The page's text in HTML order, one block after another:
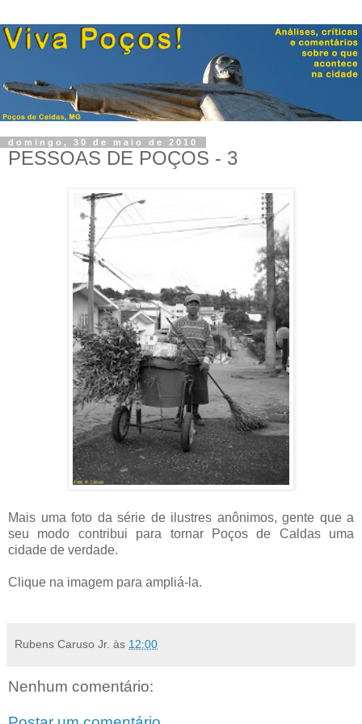
domingo, 30 de maio de 2010
PESSOAS DE POÇOS - 3
Mais uma foto da série de ilustres anônimos, gente que a
seu modo contribui para tornar Poços de Caldas uma
cidade de verdade.
Clique na imagem para ampliá-la.
Rubens Caruso Jr. às 12:00
Nenhum comentário: